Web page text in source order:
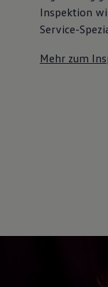
Inspektion
Service-
Mehr zum